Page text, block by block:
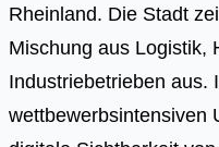
Rhein­land. Die Stadt
Mischung aus Logis­tik,
Indus­trie­be­trie­ben aus.
wett­be­werbs­in­ten­si­ven